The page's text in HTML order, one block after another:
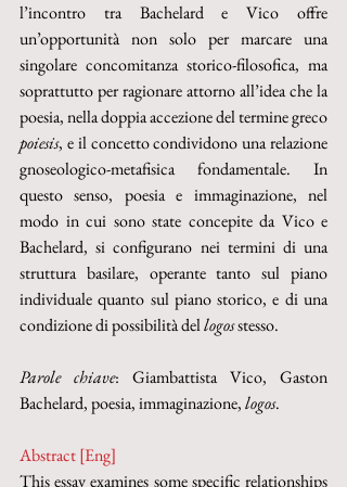
l’incontro tra Bachelard e Vico offre
un’opportunità non solo per marcare una
singolare concomitanza storico-filosofica, ma
soprattutto per ragionare attorno all’idea che la
poiesis, e il concetto condividono una relazione
gnoseologico-metafisica fondamentale. In
questo senso, poesia e immaginazione, nel
modo in cui sono state concepite da Vico e
Bachelard, si configurano nei termini di una
struttura basilare, operante tanto sul piano
individuale quanto sul piano storico, e di una
condizione di possibilità del logos stesso.
Parole chiave: Giambattista Vico, Gaston
Bachelard, poesia, immaginazione, logos.
Abstract [Eng]
This essay examines some specific relationships